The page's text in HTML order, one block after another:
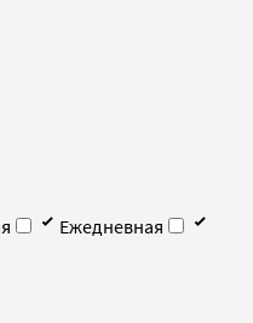
Ежедневная